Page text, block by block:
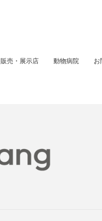
販売・展示店 動物病院 お